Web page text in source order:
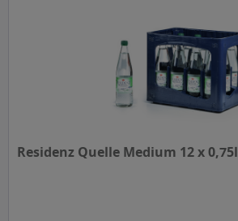
Residenz Quelle Medium 12 x 0,75l